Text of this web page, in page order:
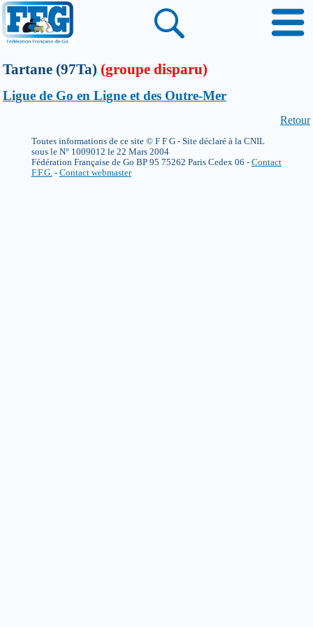
Tartane (97Ta) (groupe disparu)
Ligue de Go en Ligne et des Outre-Mer
Retour
Toutes informations de ce site © F F G - Site déclaré à la CNIL
sous le N° 1009012 le 22 Mars 2004
Fédération Française de Go BP 95 75262 Paris Cedex 06 - Contact
F.F.G.- Contact webmaster